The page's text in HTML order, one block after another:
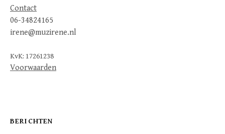
Contact
06-34824165
irene@muzirene.nl
KvK: 17261238
Voorwaarden
BERICHTEN